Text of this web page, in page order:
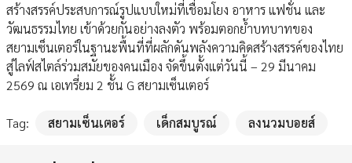
สร้างสรรค์ประสบการณ์รูปแบบใหม่ที่เชื่อมโยง อาหาร แฟชั่น และ
วัฒนธรรมไทย เข้าด้วยกันอย่างลงตัว พร้อมตอกย้ำบทบาทของ
สยามเซ็นเตอร์ในฐานะพื้นที่ที่ผลักดันพลังความคิดสร้างสรรค์ของไทย
สู่ไลฟ์สไตล์ร่วมสมัยของคนเมือง จัดขึ้นตั้งแต่วันนี้ – 29 มีนาคม
2569 ณ เอเทรี่ยม 2 ชั้น G สยามเซ็นเตอร์
Tag: สยามเซ็นเตอร์ เด็กสมบูรณ์ ลงนวมบอยส์